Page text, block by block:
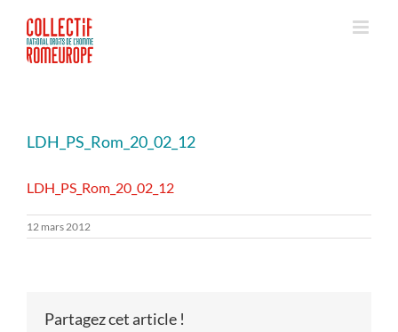
contenu
LDH_PS_Rom_20_02_12
LDH_PS_Rom_20_02_12
12 mars 2012
Partagez cet article !